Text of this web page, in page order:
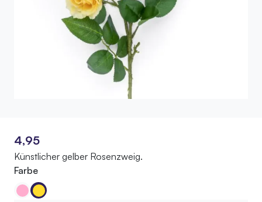
4,95
Künstlicher gelber Rosenzweig.
Farbe